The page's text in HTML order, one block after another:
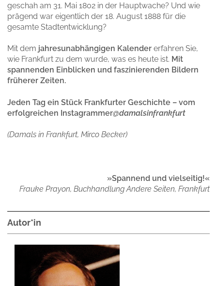
geschah am 31. Mai 1802 in der Hauptwache? Und wie
prägend war eigentlich der 18. August 1888 für die
gesamte Stadtentwicklung?
Mit dem jahresunabhängigen Kalender erfahren Sie,
wie Frankfurt zu dem wurde, was es heute ist. Mit
spannenden Einblicken und faszinierenden Bildern
früherer Zeiten.
Jeden Tag ein Stück Frankfurter Geschichte – vom
erfolgreichen Instagrammer@damalsinfrankfurt
(Damals in Frankfurt, Mirco Becker)
»Spannend und vielseitig!«
Frauke Prayon, Buchhandlung Andere Seiten, Frankfurt
Autor*in